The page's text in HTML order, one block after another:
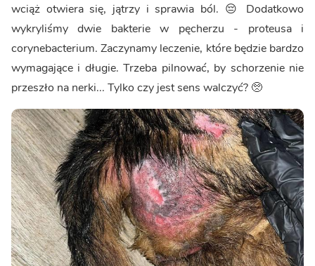
wciąż otwiera się, jątrzy i sprawia ból. 😔 Dodatkowo
wykryliśmy dwie bakterie w pęcherzu - proteusa i
corynebacterium. Zaczynamy leczenie, które będzie bardzo
wymagające i długie. Trzeba pilnować, by schorzenie nie
przeszło na nerki... Tylko czy jest sens walczyć? 🥺